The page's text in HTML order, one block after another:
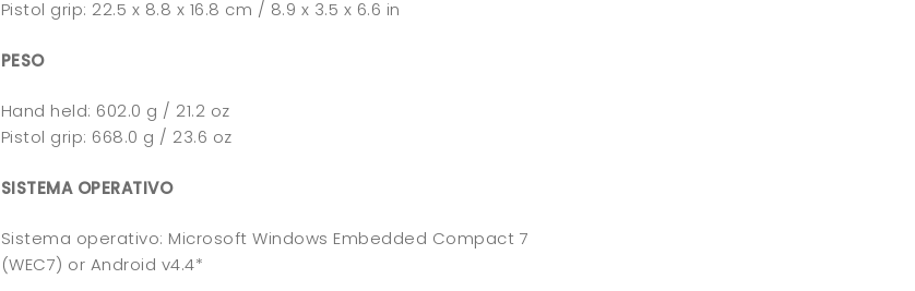
Pistol grip: 22.5 x 8.8 x 16.8 cm / 8.9 x 3.5 x 6.6 in
PESO
Hand held: 602.0 g / 21.2 oz
Pistol grip: 668.0 g / 23.6 oz
SISTEMA OPERATIVO
Sistema operativo: Microsoft Windows Embedded Compact 7
(WEC7) or Android v4.4*